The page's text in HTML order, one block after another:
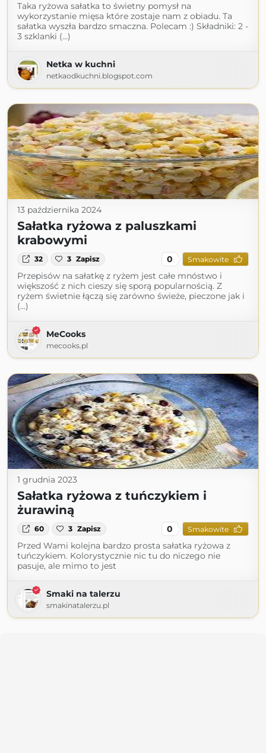
Taka ryżowa sałatka to świetny pomysł na
wykorzystanie mięsa które zostaje nam z obiadu. Ta
sałatka wyszła bardzo smaczna. Polecam :) Składniki: 2 -
3 szklanki (...)
Netka w kuchni
netkaodkuchni.blogspot.com
13 października 2024
Sałatka ryżowa z paluszkami
krabowymi
32 3 Zapisz 0 Smakowite
Przepisów na sałatkę z ryżem jest całe mnóstwo i
większość z nich cieszy się sporą popularnością. Z
ryżem świetnie łączą się zarówno świeże, pieczone jak i
(...)
MeCooks
mecooks.pl
1 grudnia 2023
Sałatka ryżowa z tuńczykiem i
żurawiną
60 3 Zapisz 0 Smakowite
Przed Wami kolejna bardzo prosta sałatka ryżowa z
tuńczykiem. Kolorystycznie nic tu do niczego nie
pasuje, ale mimo to jest
Smaki na talerzu
smakinatalerzu.pl